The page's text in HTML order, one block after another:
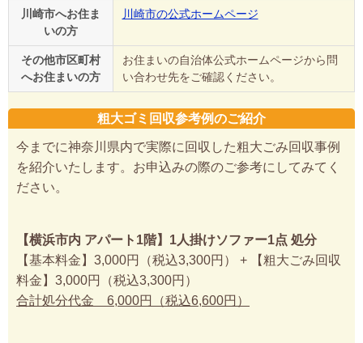
川崎市へお住ま
いの方
川崎市の公式ホームページ
その他市区町村
へお住まいの方
お住まいの自治体公式ホームページから問
い合わせ先をご確認ください。
粗大ゴミ回収参考例のご紹介
今までに神奈川県内で実際に回収した粗大ごみ回収事例
を紹介いたします。お申込みの際のご参考にしてみてく
ださい。
【横浜市内 アパート1階】1人掛けソファー1点 処分
【基本料金】3,000円（税込3,300円） + 【粗大ごみ回収
料金】3,000円（税込3,300円）
合計処分代金 6,000円（税込6,600円）